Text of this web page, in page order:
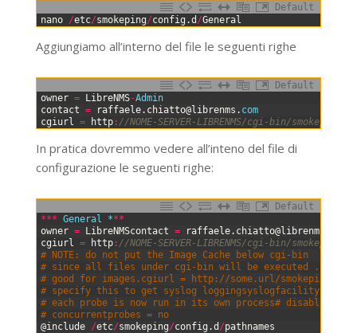
Default
nano /etc/smokeping/config .d /General
Aggiungiamo all’interno del file le seguenti righe
Default
owner = LibreNMS-Admin
contact = raffaele. chiatto@librenms . com
cgiurl = http: //NOME-SERVER-LIBRENMS/cgi-bin/
In pratica dovremmo vedere all’inteno del file di
configurazione le seguenti righe:
Default
*** General ***
owner = LibreNMScontact = raffaele. chiatto@librenms
cgiurl = http: //NOME-SERVER-LIBRENMS/cgi-bin/
# NOTE: do not put the Image Cache below cgi-bin
# since all files under cgi-bin will be executed ...
# good for images.cgiurl = http://some.url/smokeping.cgi
# specify this to get syslog loggingsyslogfacility =
# each probe is now run in its own process# disable
# concurrentprobes = no
@include /etc/smokeping/config .d /pathnames